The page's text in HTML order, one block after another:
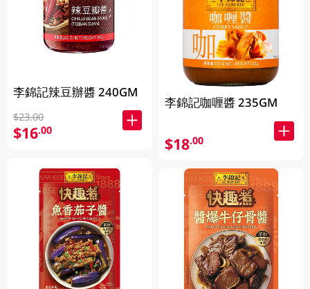
李錦記辣豆辦醬 240GM
$23.00
$16.00
李錦記咖喱醬 235GM
$18.00